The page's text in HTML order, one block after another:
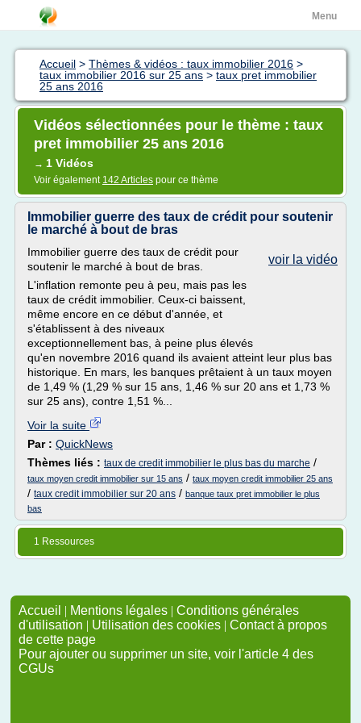
Menu
Accueil > Thèmes & vidéos : taux immobilier 2016 >
taux immobilier 2016 sur 25 ans > taux pret immobilier
25 ans 2016
Vidéos sélectionnées pour le thème : taux
pret immobilier 25 ans 2016
→ 1 Vidéos
Voir également 142 Articles pour ce thème
Immobilier guerre des taux de crédit pour soutenir
le marché à bout de bras
voir la vidéo
Immobilier guerre des taux de crédit pour
soutenir le marché à bout de bras.
L'inflation remonte peu à peu, mais pas les
taux de crédit immobilier. Ceux-ci baissent,
même encore en ce début d'année, et
s'établissent à des niveaux
exceptionnellement bas, à peine plus élevés
qu'en novembre 2016 quand ils avaient atteint leur plus bas
historique. En mars, les banques prêtaient à un taux moyen
de 1,49 % (1,29 % sur 15 ans, 1,46 % sur 20 ans et 1,73 %
sur 25 ans), contre 1,51 %...
Voir la suite
Par : QuickNews
Thèmes liés : taux de credit immobilier le plus bas du marche /
taux moyen credit immobilier sur 15 ans / taux moyen credit immobilier 25 ans
/ taux credit immobilier sur 20 ans / banque taux pret immobilier le plus
bas
1 Ressources
Accueil | Mentions légales | Conditions générales
d'utilisation | Utilisation des cookies | Contact à propos
de cette page
Pour ajouter ou supprimer un site, voir l'article 4 des
CGUs